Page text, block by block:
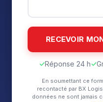
✓Réponse 24 h✓
En soumettant ce
recontacté par BX
données ne sont jamais